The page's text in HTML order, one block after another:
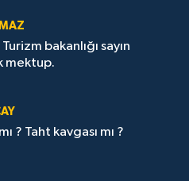
bakanlığı sayın
mektup.
? Taht kavgası mı ?